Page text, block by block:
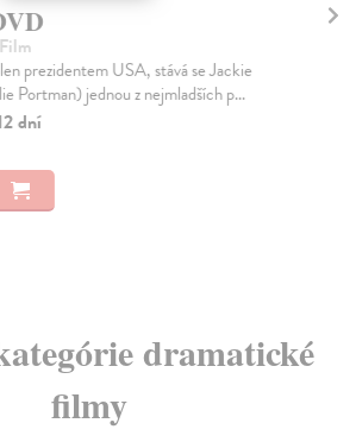
prezidentem USA, stává se Jackie
Portman) jednou z nejmladších p...
dní
dramatické
filmy